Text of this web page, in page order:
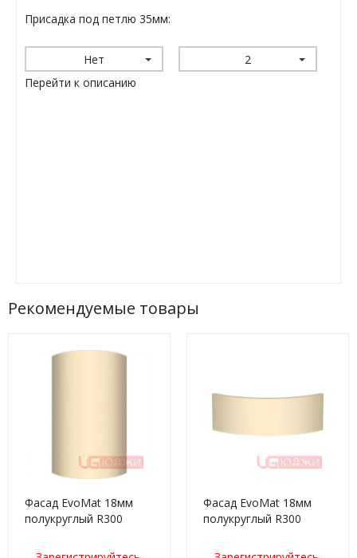
Присадка под петлю 35мм:
Нет
2
Перейти к описанию
Рекомендуемые товары
Фасад EvoMat 18мм
полукруглый R300
P002/730 Крем
Фасад EvoMat 18мм
полукруглый R300
P002/730 Крем